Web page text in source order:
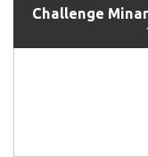
Challenge